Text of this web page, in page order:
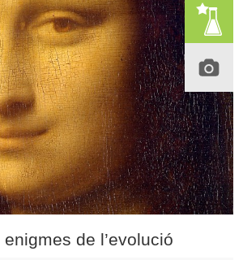
de l’evolució